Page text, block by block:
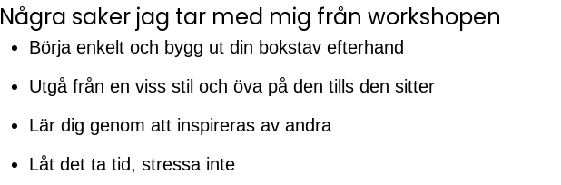
Några saker jag tar med mig från workshopen
Börja enkelt och bygg ut din bokstav efterhand
Utgå från en viss stil och öva på den tills den sitter
Lär dig genom att inspireras av andra
Låt det ta tid, stressa inte